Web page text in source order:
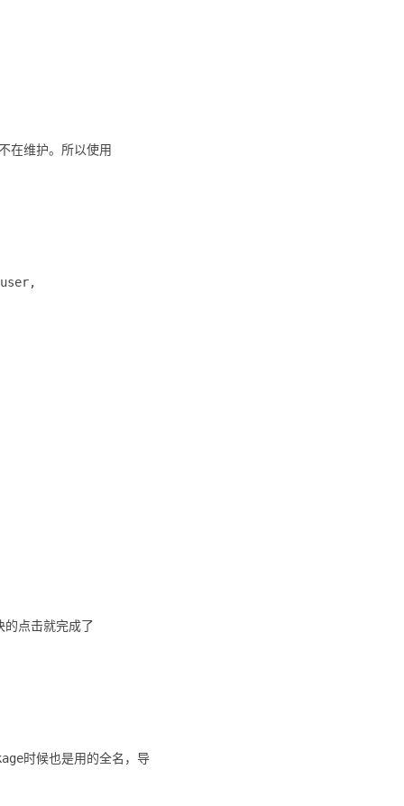
在维护。所以使用
点击就完成了
时候也是用的全名，导